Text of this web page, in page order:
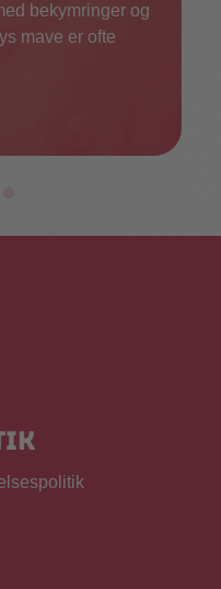
bekymringer og
mave er ofte